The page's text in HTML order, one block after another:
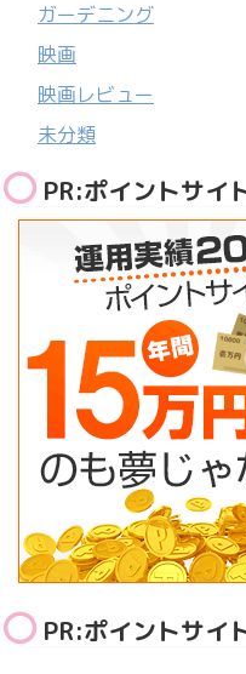
ガーデニング
映画
映画レビュー
未分類
PR:ポイントサイ
PR:ポイントサイ